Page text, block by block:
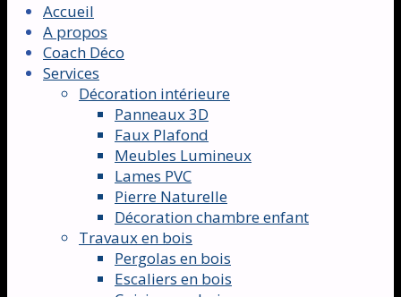
Accueil
A propos
Coach Déco
Services
Décoration intérieure
Panneaux 3D
Faux Plafond
Meubles Lumineux
Lames PVC
Pierre Naturelle
Décoration chambre enfant
Travaux en bois
Pergolas en bois
Escaliers en bois